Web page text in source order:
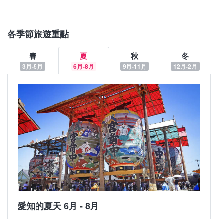
各季節旅遊重點
春
3月-5月
夏
6月-8月
秋
9月-11月
冬
12月-2月
愛知的春天 3月 - 5月
愛知的夏天 6月 - 8月